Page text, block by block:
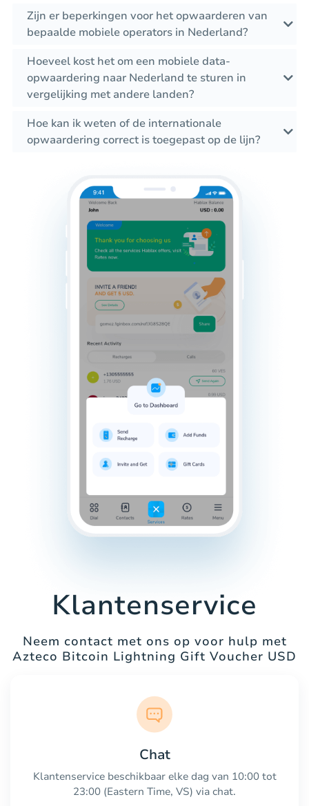
Zijn er beperkingen voor het opwaarderen van
bepaalde mobiele operators in Nederland?
Hoeveel kost het om een mobiele data-
opwaardering naar Nederland te sturen in
vergelijking met andere landen?
Hoe kan ik weten of de internationale
opwaardering correct is toegepast op de lijn?
Klantenservice
Neem contact met ons op voor hulp met
Azteco Bitcoin Lightning Gift Voucher USD
Chat
Klantenservice beschikbaar elke dag van 10:00 tot
23:00 (Eastern Time, VS) via chat.